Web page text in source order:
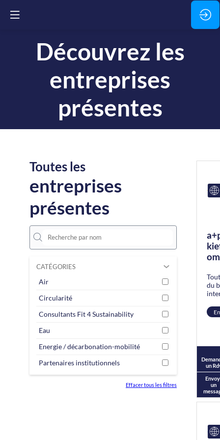
Découvrez les
entreprises
présentes
Toutes les
entreprises
présentes
CATÉGORIES
Air
Circularité
Consultants Fit 4 Sustainability
Eau
Energie / décarbonation-mobilité
Partenaires institutionnels
Effacer tous les filtres
du
un
un